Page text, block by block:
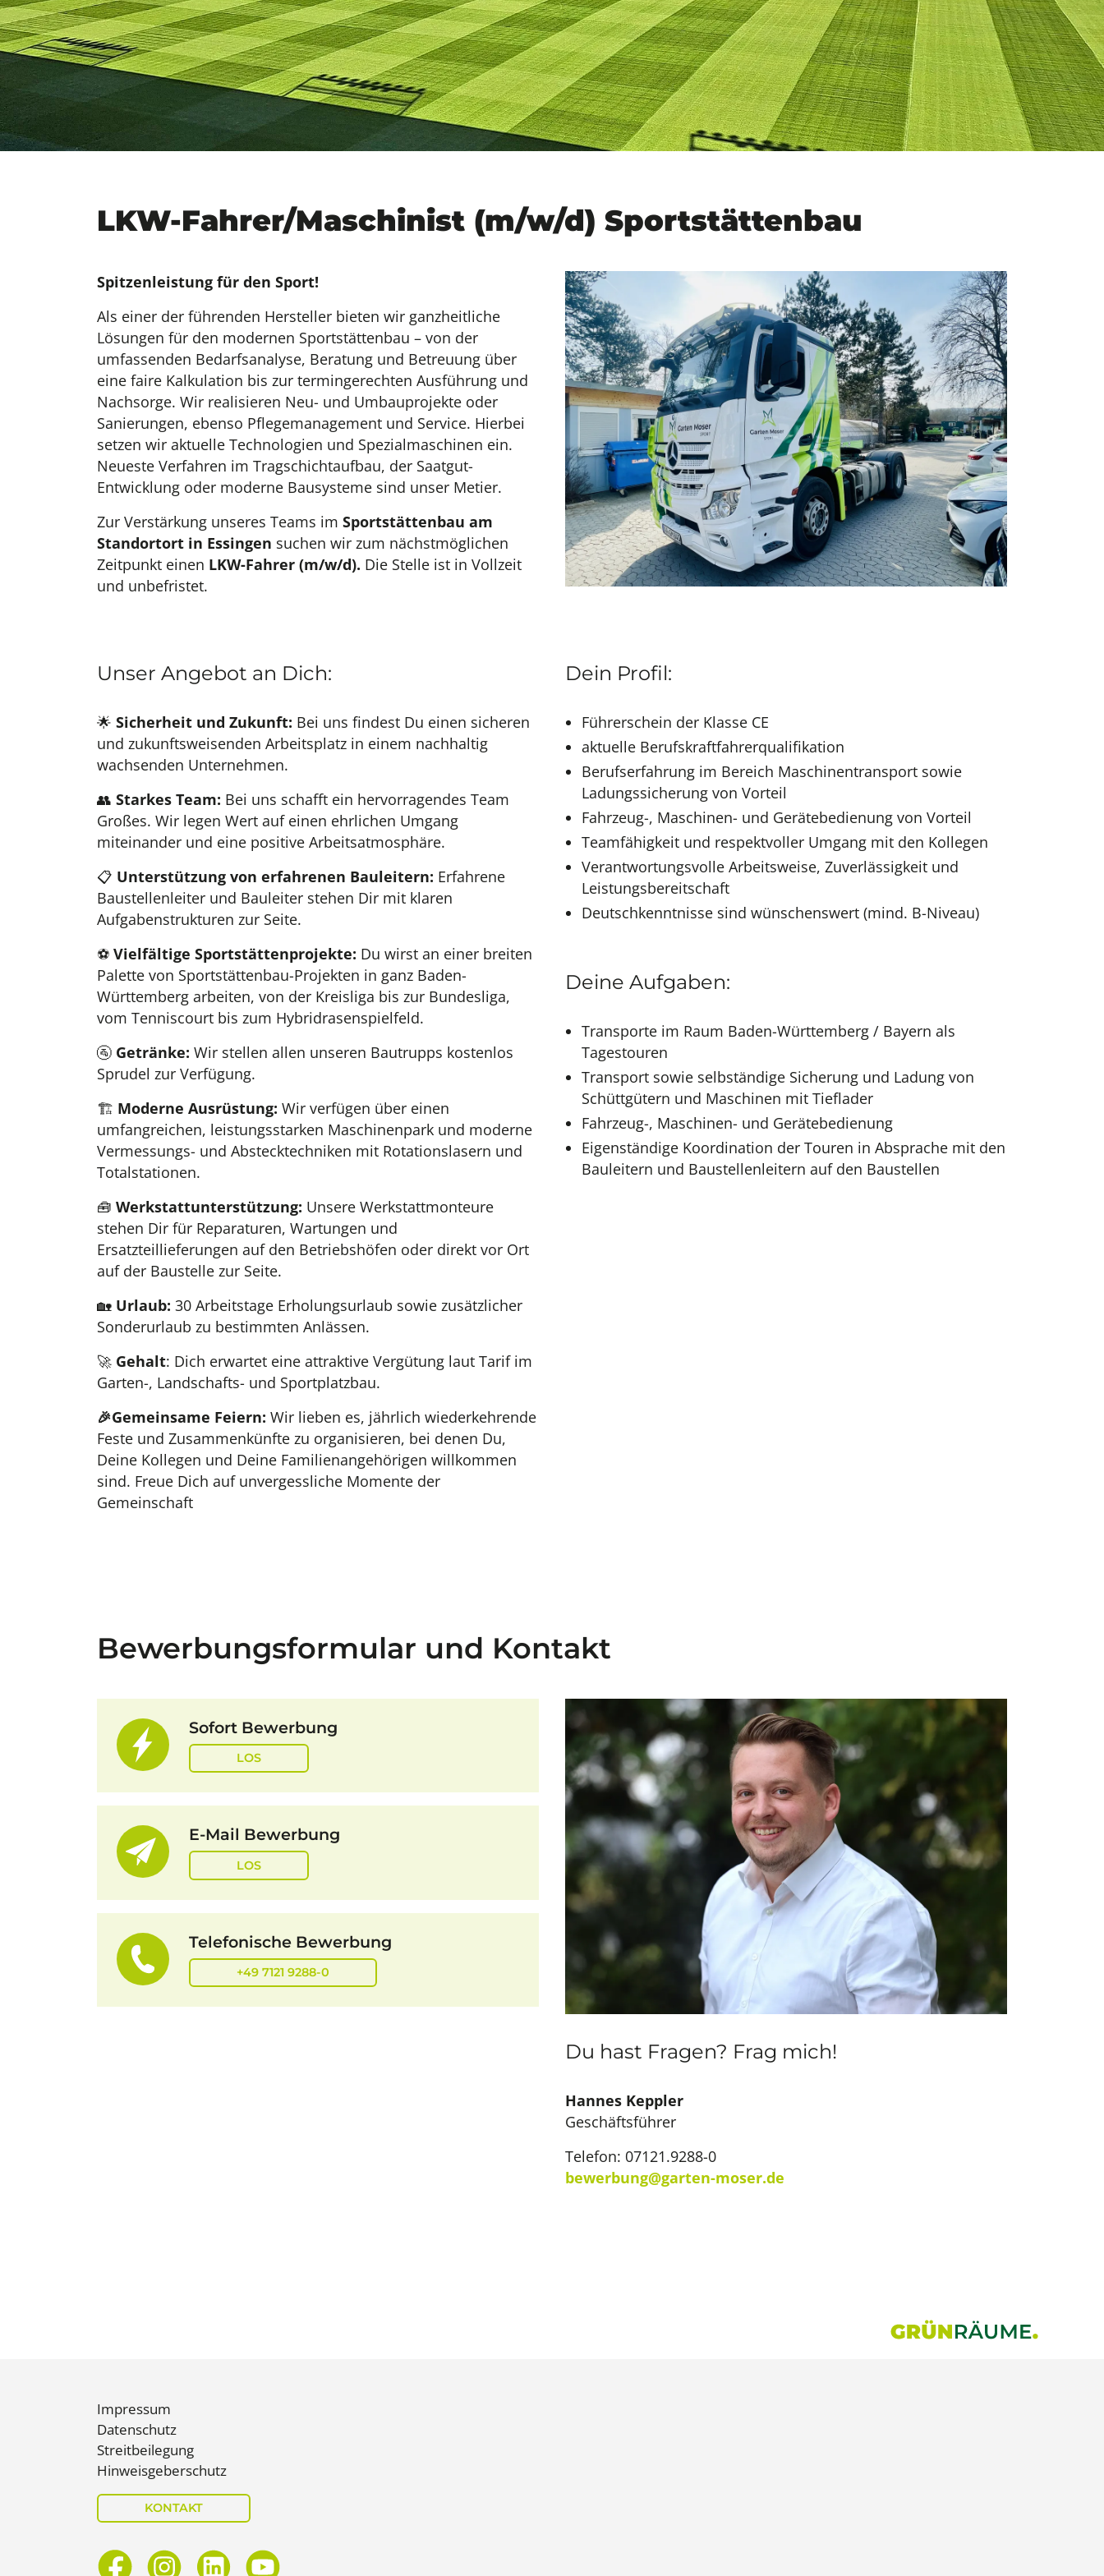
LKW-Fahrer/Maschinist (m/w/d) Sportstättenbau
Spitzenleistung für den Sport!
Als einer der führenden Hersteller bieten wir ganzheitliche
Lösungen für den modernen Sportstättenbau – von der
umfassenden Bedarfsanalyse, Beratung und Betreuung über
eine faire Kalkulation bis zur termingerechten Ausführung und
Nachsorge. Wir realisieren Neu- und Umbauprojekte oder
Sanierungen, ebenso Pflegemanagement und Service. Hierbei
setzen wir aktuelle Technologien und Spezialmaschinen ein.
Neueste Verfahren im Tragschichtaufbau, der Saatgut-
Entwicklung oder moderne Bausysteme sind unser Metier.
Zur Verstärkung unseres Teams im Sportstättenbau am
Standortort in Essingen suchen wir zum nächstmöglichen
Zeitpunkt einen LKW-Fahrer (m/w/d). Die Stelle ist in Vollzeit
und unbefristet.
Unser Angebot an Dich:
🌟 Sicherheit und Zukunft: Bei uns findest Du einen sicheren
und zukunftsweisenden Arbeitsplatz in einem nachhaltig
wachsenden Unternehmen.
👥 Starkes Team: Bei uns schafft ein hervorragendes Team
Großes. Wir legen Wert auf einen ehrlichen Umgang
miteinander und eine positive Arbeitsatmosphäre.
📋 Unterstützung von erfahrenen Bauleitern: Erfahrene
Baustellenleiter und Bauleiter stehen Dir mit klaren
Aufgabenstrukturen zur Seite.
⚽ Vielfältige Sportstättenprojekte: Du wirst an einer breiten
Palette von Sportstättenbau-Projekten in ganz Baden-
Württemberg arbeiten, von der Kreisliga bis zur Bundesliga,
vom Tenniscourt bis zum Hybridrasenspielfeld.
🚰 Getränke: Wir stellen allen unseren Bautrupps kostenlos
Sprudel zur Verfügung.
🏗️ Moderne Ausrüstung: Wir verfügen über einen
umfangreichen, leistungsstarken Maschinenpark und moderne
Vermessungs- und Abstecktechniken mit Rotationslasern und
Totalstationen.
🧰 Werkstattunterstützung: Unsere Werkstattmonteure
stehen Dir für Reparaturen, Wartungen und
Ersatzteillieferungen auf den Betriebshöfen oder direkt vor Ort
auf der Baustelle zur Seite.
🏡 Urlaub: 30 Arbeitstage Erholungsurlaub sowie zusätzlicher
Sonderurlaub zu bestimmten Anlässen.
🚀 Gehalt: Dich erwartet eine attraktive Vergütung laut Tarif im
Garten-, Landschafts- und Sportplatzbau.
🎉Gemeinsame Feiern: Wir lieben es, jährlich wiederkehrende
Feste und Zusammenkünfte zu organisieren, bei denen Du,
Deine Kollegen und Deine Familienangehörigen willkommen
sind. Freue Dich auf unvergessliche Momente der
Gemeinschaft
Dein Profil:
Führerschein der Klasse CE
aktuelle Berufskraftfahrerqualifikation
Berufserfahrung im Bereich Maschinentransport sowie
Ladungssicherung von Vorteil
Fahrzeug-, Maschinen- und Gerätebedienung von Vorteil
Teamfähigkeit und respektvoller Umgang mit den Kollegen
Verantwortungsvolle Arbeitsweise, Zuverlässigkeit und
Leistungsbereitschaft
Deutschkenntnisse sind wünschenswert (mind. B-Niveau)
Deine Aufgaben:
Transporte im Raum Baden-Württemberg / Bayern als
Tagestouren
Transport sowie selbständige Sicherung und Ladung von
Schüttgütern und Maschinen mit Tieflader
Fahrzeug-, Maschinen- und Gerätebedienung
Eigenständige Koordination der Touren in Absprache mit den
Bauleitern und Baustellenleitern auf den Baustellen
Bewerbungsformular und Kontakt
Sofort Bewerbung
LOS
E-Mail Bewerbung
LOS
Telefonische Bewerbung
+49 7121 9288-0
Du hast Fragen? Frag mich!
Hannes Keppler
Geschäftsführer
Telefon: 07121.9288-0
bewerbung@garten-moser.de
Impressum
Datenschutz
Streitbeilegung
Hinweisgeberschutz
KONTAKT